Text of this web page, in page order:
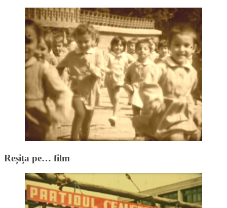
Reșița pe… film